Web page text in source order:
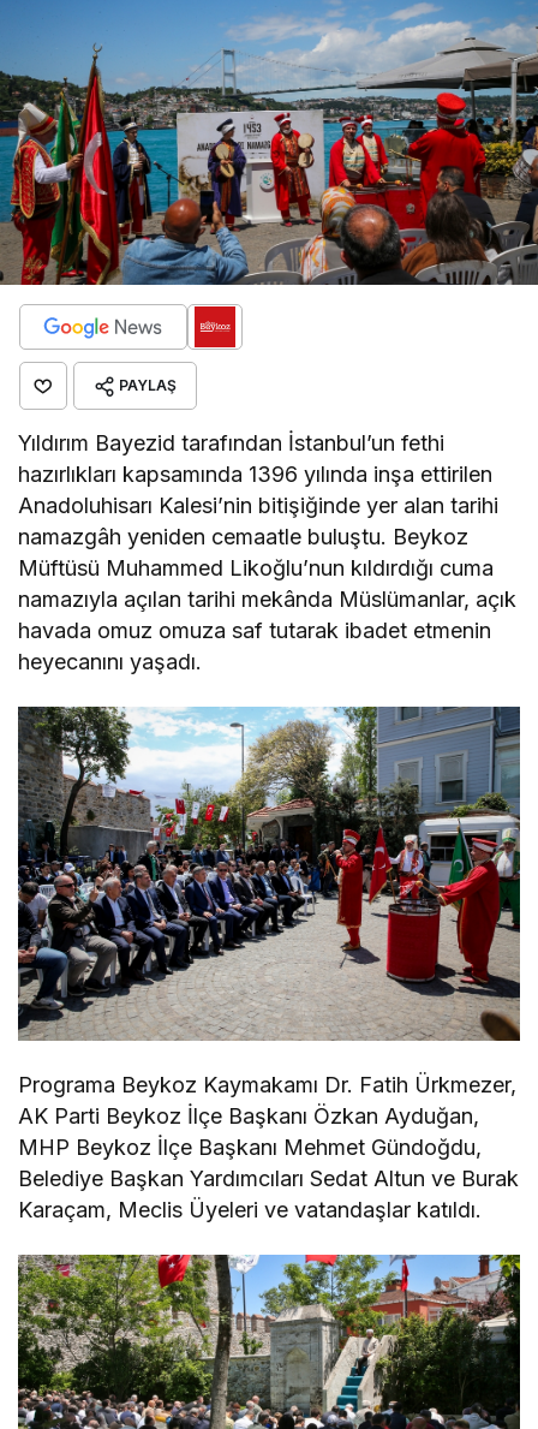
PAYLAŞ
Yıldırım Bayezid tarafından İstanbul’un fethi
hazırlıkları kapsamında 1396 yılında inşa ettirilen
Anadoluhisarı Kalesi’nin bitişiğinde yer alan tarihi
namazgâh yeniden cemaatle buluştu. Beykoz
Müftüsü Muhammed Likoğlu’nun kıldırdığı cuma
namazıyla açılan tarihi mekânda Müslümanlar, açık
havada omuz omuza saf tutarak ibadet etmenin
heyecanını yaşadı.
Programa Beykoz Kaymakamı Dr. Fatih Ürkmezer,
AK Parti Beykoz İlçe Başkanı Özkan Ayduğan,
MHP Beykoz İlçe Başkanı Mehmet Gündoğdu,
Belediye Başkan Yardımcıları Sedat Altun ve Burak
Karaçam, Meclis Üyeleri ve vatandaşlar katıldı.